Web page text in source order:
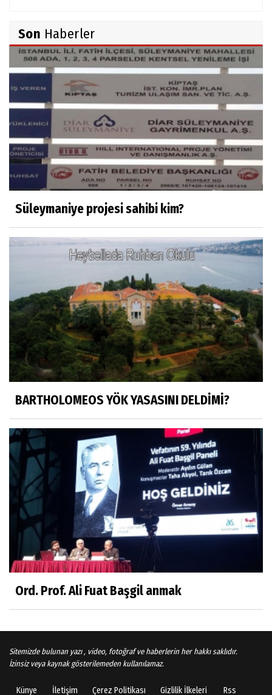
TÜRK DEVLETLERİ TEŞKİLATI'NI ANLAMAK
M. Şevket Atalay
Nüfus ve Seçmen sayıları tutarsızlığı
Misafir Yazar
Yapay zekâ platformlarında ebeveyn
kontrolü sağlamak
OLANIN ÖZETİ!.
HÜSEYİN MOVİT
HÜSEYİN MOVİT ABİMİZİN SON
PAYLAŞIMLARI
Prof. Dr. Nevzat Gözaydın
"Bir gecede millet cahil kaldı Alfabemiz
Sosyal medya
Gönenli Mehmet efendi kıssalarından biri
RIZK
Arşiv haberlerimiz
TÜRKİYEYE DEMOKRASI ŞIP DİYE GELMEDİ
Süleyman Aydın
Ali Karaca
İRAN COĞRAFYASININ DEVLETLERİ..
Son Haberler
Süleymaniye projesi sahibi kim?
BARTHOLOMEOS YÖK YASASINI DELDİMİ?
Ord. Prof. Ali Fuat Başgil anmak
Sitemizde bulunan yazı , video, fotoğraf ve haberlerin her hakkı saklıdır.
İzinsiz veya kaynak gösterilemeden kullanılamaz.
Künye İletişim Çerez Politikası Gizlilik İlkeleri Rss